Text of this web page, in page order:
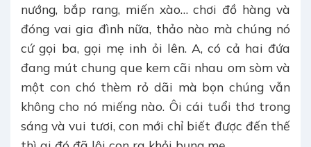
nướng, bắp rang, miến xào… chơi đồ hàng và
đóng vai gia đình nữa, thảo nào mà chúng nó
cứ gọi ba, gọi mẹ inh ỏi lên. A, có cả hai đứa
đang mút chung que kem cãi nhau om sòm và
một con chó thèm rỏ dãi mà bọn chúng vẫn
không cho nó miếng nào. Ôi cái tuổi thơ trong
sáng và vui tươi, con mới chỉ biết được đến thế